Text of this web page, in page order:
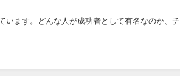
います。どんな人が成功者として有名なのか、チ